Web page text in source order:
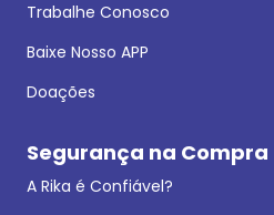
Trabalhe Conosco
Baixe Nosso APP
Doações
Segurança na Compra
A Rika é Confiável?